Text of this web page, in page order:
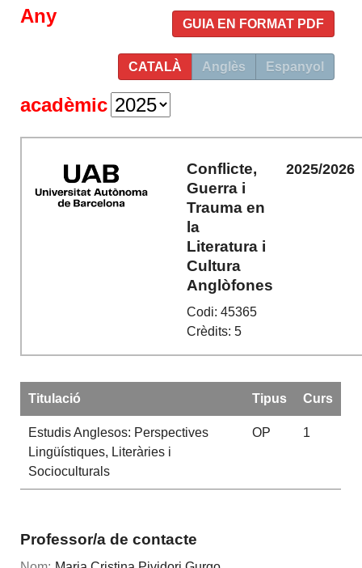
GUIA EN FORMAT PDF
CATALÀ Anglès Espanyol
Any
acadèmic
Conflicte,
Guerra i
Trauma en
la
Literatura i
Cultura
Anglòfones
Codi: 45365
Crèdits: 5
2025/2026
Titulació Tipus Curs
Estudis Anglesos: Perspectives
Lingüístiques, Literàries i
Socioculturals
OP 1
Professor/a de contacte